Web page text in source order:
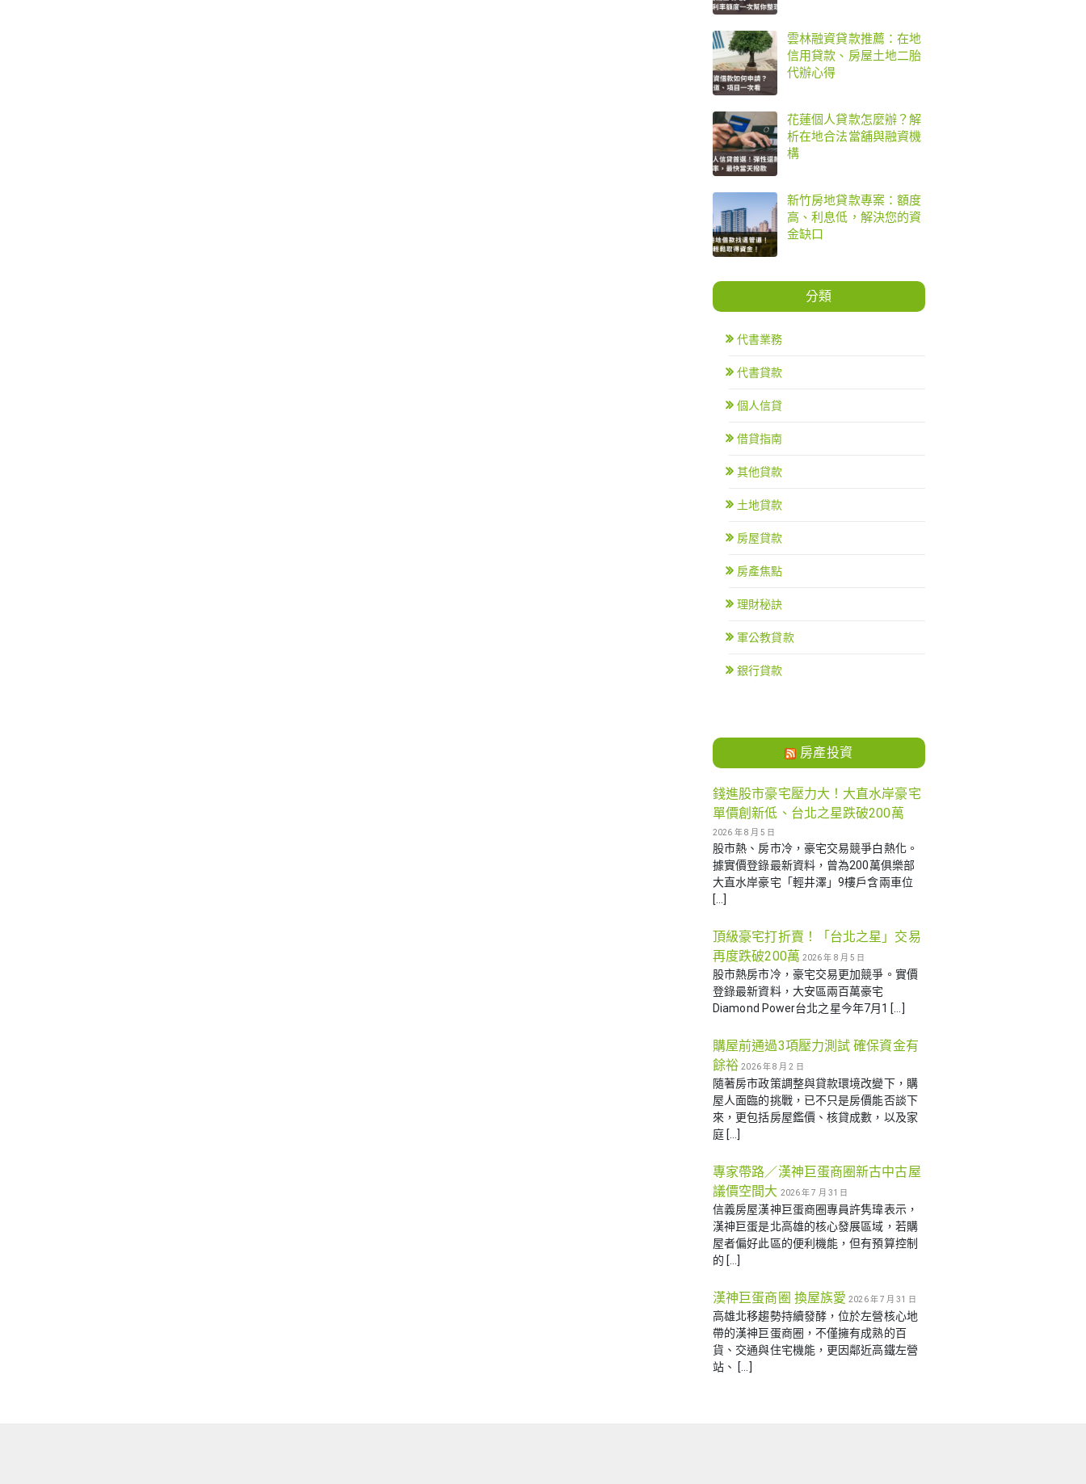
雲林融資貸款推薦：在地
信用貸款、房屋土地二胎
代辦心得
花蓮個人貸款怎麼辦？解
析在地合法當舖與融資機
構
新竹房地貸款專案：額度
高、利息低，解決您的資
金缺口
分類
代書業務
代書貸款
個人信貸
借貸指南
其他貸款
土地貸款
房屋貸款
房產焦點
理財秘訣
軍公教貸款
銀行貸款
房產投資
錢進股市豪宅壓力大！大直水岸豪宅
單價創新低、台北之星跌破200萬
2026 年 8 月 5 日
股市熱、房市冷，豪宅交易競爭白熱化。
據實價登錄最新資料，曾為200萬俱樂部
大直水岸豪宅「輕井澤」9樓戶含兩車位
[…]
頂級豪宅打折賣！「台北之星」交易
再度跌破200萬 2026 年 8 月 5 日
股市熱房市冷，豪宅交易更加競爭。實價
登錄最新資料，大安區兩百萬豪宅
Diamond Power台北之星今年7月1 […]
購屋前通過3項壓力測試 確保資金有
餘裕 2026 年 8 月 2 日
隨著房市政策調整與貸款環境改變下，購
屋人面臨的挑戰，已不只是房價能否談下
來，更包括房屋鑑價、核貸成數，以及家
庭 […]
專家帶路／漢神巨蛋商圈新古中古屋
議價空間大 2026 年 7 月 31 日
信義房屋漢神巨蛋商圈專員許隽瑋表示，
漢神巨蛋是北高雄的核心發展區域，若購
屋者偏好此區的便利機能，但有預算控制
的 […]
漢神巨蛋商圈 換屋族愛 2026 年 7 月 31 日
高雄北移趨勢持續發酵，位於左營核心地
帶的漢神巨蛋商圈，不僅擁有成熟的百
貨、交通與住宅機能，更因鄰近高鐵左營
站、 […]